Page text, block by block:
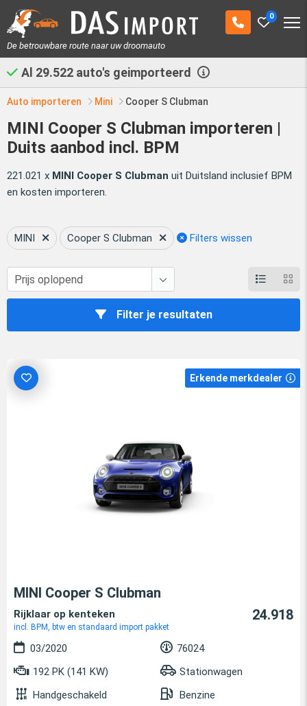
0
De betrouwbare route naar uw droomauto
Al 29.522 auto's geimporteerd
Auto importeren Mini Cooper S Clubman
MINI Cooper S Clubman importeren |
Duits aanbod incl. BPM
221.021 x MINI Cooper S Clubman uit Duitsland inclusief BPM
en kosten importeren.
MINI Cooper S Clubman Filters wissen
Filter je resultaten
Erkende merkdealer
MINI Cooper S Clubman
Rijklaar op kenteken
incl. BPM, btw en standaard import pakket
24.918
03/2020
76024
192 PK (141 KW)
Stationwagen
Handgeschakeld
Benzine